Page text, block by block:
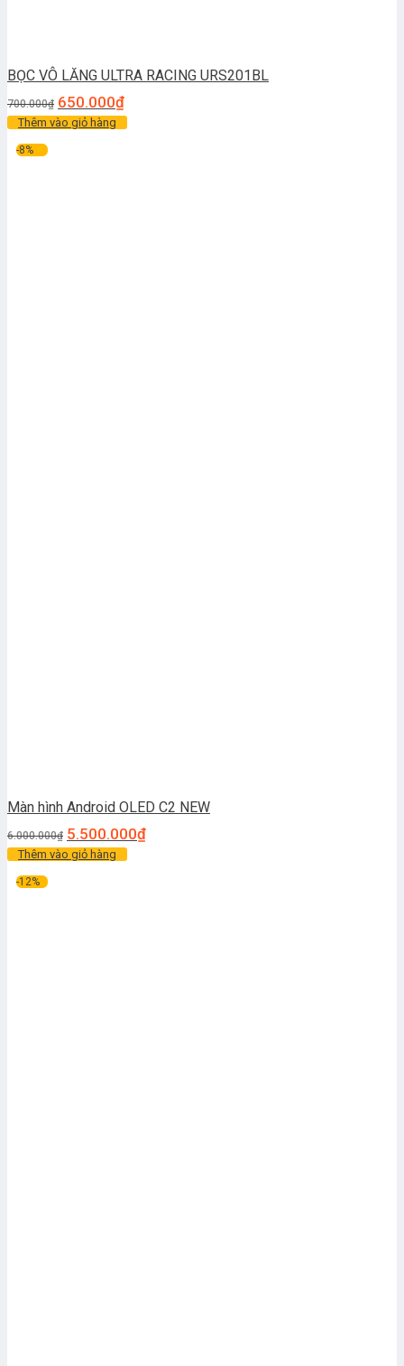
BỌC VÔ LĂNG ULTRA RACING URS201BL
700.000₫ 650.000₫
Thêm vào giỏ hàng
-8%
Màn hình Android OLED C2 NEW
6.000.000₫ 5.500.000₫
Thêm vào giỏ hàng
-12%